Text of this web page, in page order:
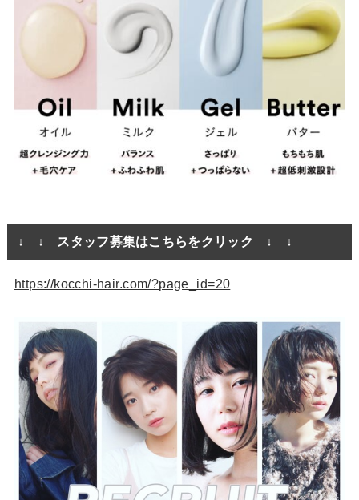
↓ ↓ スタッフ募集はこちらをクリック ↓ ↓
https://kocchi-hair.com/?page_id=20